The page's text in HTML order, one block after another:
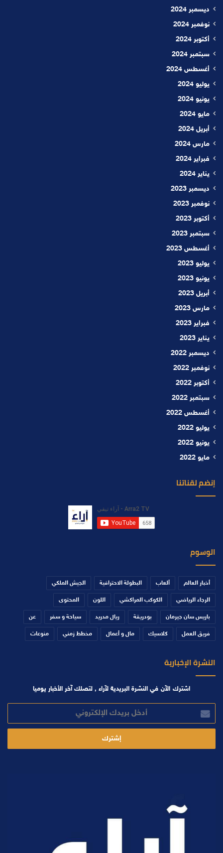
ديسمبر 2024
نوفمبر 2024
أكتوبر 2024
سبتمبر 2024
أغسطس 2024
يوليو 2024
يونيو 2024
مايو 2024
أبريل 2024
مارس 2024
فبراير 2024
يناير 2024
ديسمبر 2023
نوفمبر 2023
أكتوبر 2023
سبتمبر 2023
أغسطس 2023
يوليو 2023
يونيو 2023
أبريل 2023
مارس 2023
فبراير 2023
يناير 2023
ديسمبر 2022
نوفمبر 2022
أكتوبر 2022
سبتمبر 2022
أغسطس 2022
يوليو 2022
يونيو 2022
مايو 2022
إنضم لقناتنا
الوسوم
أخبار العالم ألعاب البطولة الاحترافية الجيش الملكي
الرجاء الرياضي الكوكب المراكشي اللون المحتوى
باريس سان جيرمان بودريقة ريال مدريد سياحة و سفر عن
فريق العمل كلاسيك مال و أعمال مخطط زمني منوعات
النشرة الإخبارية
اشترك الآن في النشرة البريدية لآراء , لتصلك آخر الأخبار يوميا
بريدك
الإلكتروني